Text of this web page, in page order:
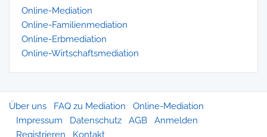
Online-Mediation
Online-Familienmediation
Online-Erbmediation
Online-Wirtschaftsmediation
Über uns FAQ zu Mediation
Online-Mediation
Impressum
Datenschutz AGB
Anmelden
Registrieren
Kontakt